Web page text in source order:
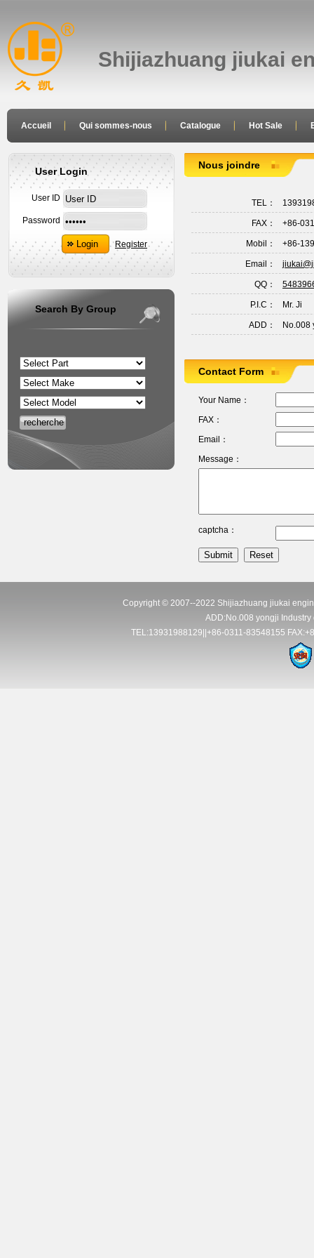
Shijiazhuang jiukai
Accueil Qui sommes-nous Catalogue Hot Sale
Nous joindre
TEL：
FAX： +86-
Mobil： +86-
Email：
QQ：
P.I.C： Mr. Ji
ADD： No.008
Contact Form
Your Name：
FAX：
Email：
Message：
captcha：
User Login
User ID
Password
Register
Search By Group
Copyright © 2007--2022 Shijiazhuang jiukai
ADD:No.008 yongji
TEL:13931988129||+86-0311-83548155